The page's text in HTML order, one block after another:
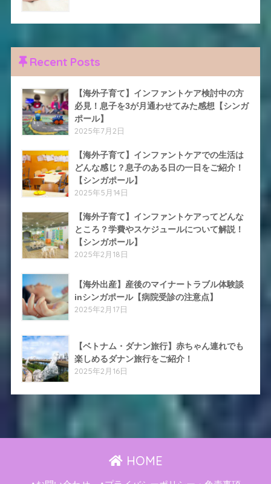
Recent Posts
【海外子育て】インファントケア検討中の方
必見！息子を3が月通わせてみた感想【シンガ
ポール】
2025年7月2日
【海外子育て】インファントケアでの生活は
どんな感じ？息子のある日の一日をご紹介！
【シンガポール】
2025年5月14日
【海外子育て】インファントケアってどんな
ところ？学費やスケジュールについて解説！
【シンガポール】
2025年2月18日
【海外出産】産後のマイナートラブル体験談
inシンガポール【病院受診の注意点】
2025年2月17日
【ベトナム・ダナン旅行】赤ちゃん連れでも
楽しめるダナン旅行をご紹介！
2025年2月16日
HOME